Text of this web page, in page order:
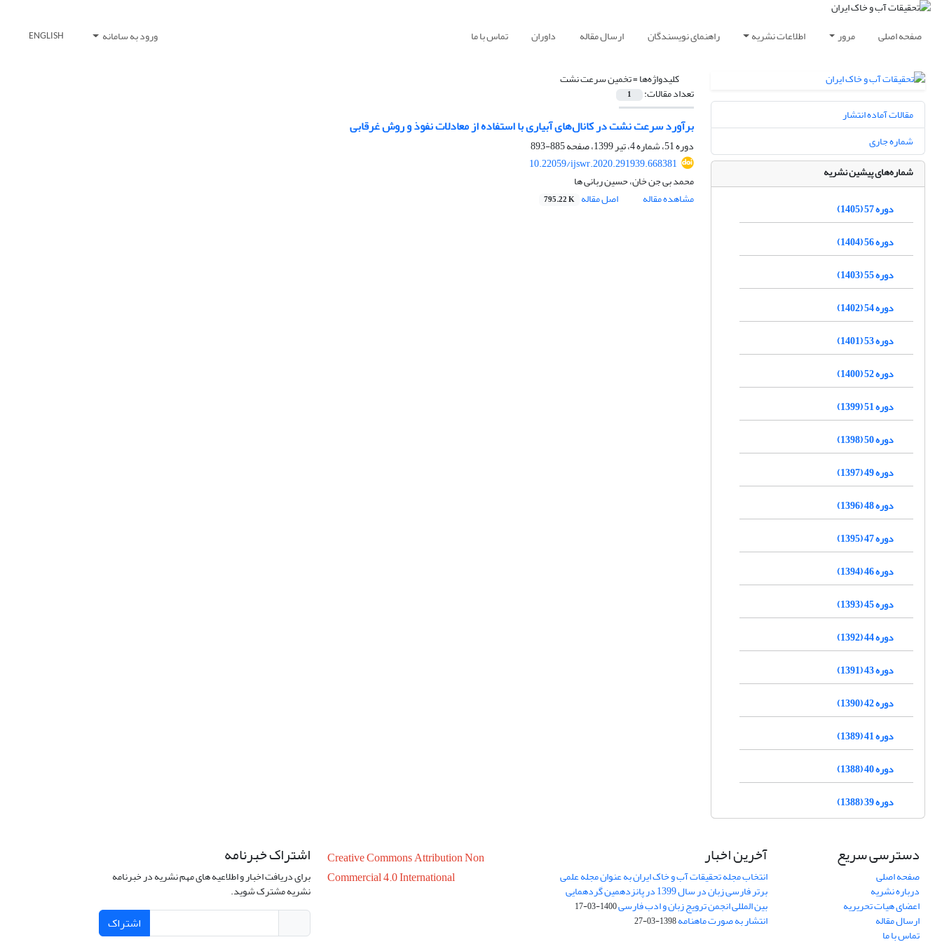
صفحه اصلی مرور اطلاعات نشریه راهنمای نویسندگان ارسال مقاله داوران تماس با ما ورود به سامانه ENGLISH
کلیدواژه‌ها =تخمین سرعت نشت
تعداد مقالات: 1
برآورد سرعت نشت در کانال‌های آبیاری با استفاده از معادلات نفوذ و روش غرقابی
دوره 51، شماره 4، تیر 1399، صفحه
885-893
10.22059/ijswr.2020.291939.668381
محمد بی جن خان، حسین ربانی ها
مشاهده مقاله
اصل مقاله 795.22 K
مقالات آماده انتشار
شماره جاری
شماره‌های پیشین نشریه
دوره 57 (1405)
دوره 56 (1404)
دوره 55 (1403)
دوره 54 (1402)
دوره 53 (1401)
دوره 52 (1400)
دوره 51 (1399)
دوره 50 (1398)
دوره 49 (1397)
دوره 48 (1396)
دوره 47 (1395)
دوره 46 (1394)
دوره 45 (1393)
دوره 44 (1392)
دوره 43 (1391)
دوره 42 (1390)
دوره 41 (1389)
دوره 40 (1388)
دوره 39 (1388)
دسترسی سریع
صفحه اصلی
درباره نشریه
اعضای هیات تحریریه
ارسال مقاله
تماس با ما
آخرین اخبار
انتخاب مجله تحقیقات آب و خاک ایران به عنوان مجله علمی
برتر فارسی زبان در سال 1399 در پانزدهمین گردهمایی
بین المللی انجمن ترویج زبان و ادب فارسی1400-03-17
انتشار به صورت ماهنامه1398-03-27
Creative Commons Attribution Non
Commercial 4.0 International
اشتراک خبرنامه
برای دریافت اخبار و اطلاعیه های مهم نشریه در خبرنامه
نشریه مشترک شوید.
اشتراک